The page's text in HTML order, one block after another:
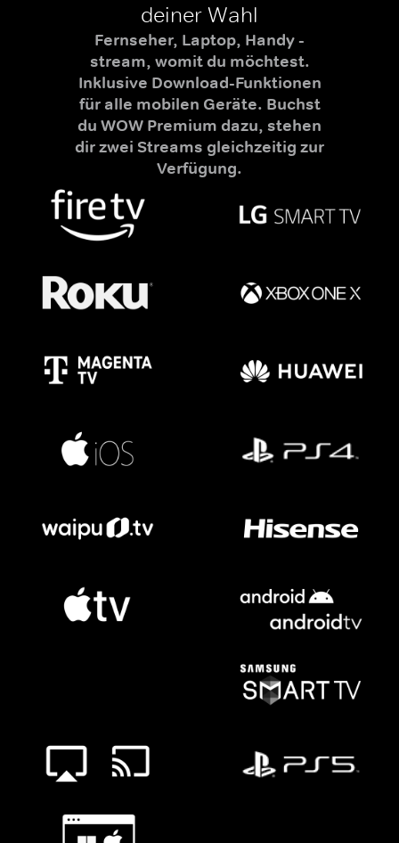
deiner Wahl
Fernseher, Laptop, Handy -
stream, womit du möchtest.
Inklusive Download-Funktionen
für alle mobilen Geräte. Buchst
du WOW Premium dazu, stehen
dir zwei Streams gleichzeitig zur
Verfügung.